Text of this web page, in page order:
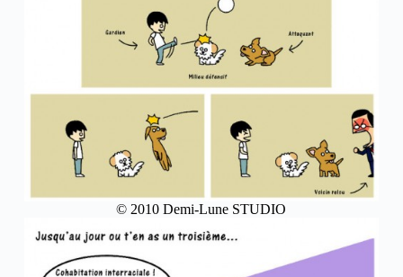
© 2010 Demi-Lune STUDIO